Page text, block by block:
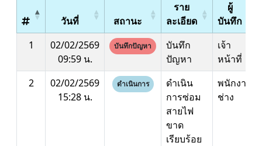
วันที่ สถานะ
ราย
ละเอียด
ผู้
บันทึก
1
02/02/2569
09:59 น.
บันทึกปัญหา
บันทึก
ปัญหา
เจ้า
หน้าที่
2
02/02/2569
15:28 น.
ดำเนินการ
ดำเนิน
การซ่อม
สายไฟ
ขาด
เรียบร้อย
พนักงาน
ช่าง